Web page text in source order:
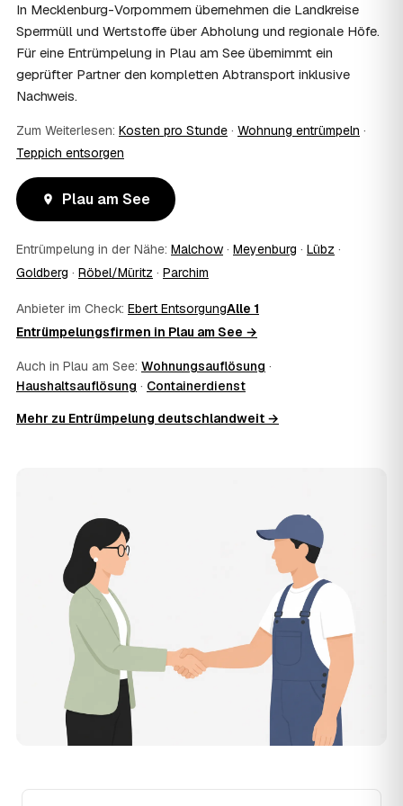
und holen die Kostenübernahme schriftlich ein. AWL
Zentrum vermittelt die Entrümpler, entscheidet aber nicht
über die Kostenübernahme.
08 Bekomme ich einen Entsorgungsnachweis?
Ja. Die Partner entsorgen über zugelassene Höfe und
wichtig zum Beispiel für Vermieter, Nachlassverwaltung
oder die eigene Dokumentation.
09 Muss ich bei der Entrümpelung anwesend sein?
Nicht zwingend. Viele Kunden in Plau am See sind nur zur
Übergabe und zum Abschluss vor Ort; den genauen
direkt mit dem Entrümpler ab.
10 Was ist im Festpreis enthalten?
Ausräumen, Tragen und Verladen, den Transport sowie die
fachgerechte Entsorgung ab — auf Wunsch inklusive
Zusatzkosten: Was vereinbart ist, gilt. Anrechenbare
Wertgegenstände senken den Endpreis zusätzlich.
Was kostet die Anfrage über AWL Zentrum?
Was kostet die Entrümpelung einer normalen
Wohnung in Plau am See?
Für eine durchschnittliche Wohnung mit rund 65 m² liegen
die Kosten in Plau am See bei etwa 1.840 €, das
entspricht im Schnitt rund 32,8 € je Quadratmeter.
Zugänglichkeit (Etage, Aufzug), Menge und Sperrmüllanteil
verschieben den Preis nach oben oder unten — den
genauen Festpreis nennt Ihnen der Entrümpler nach
kurzer Beschreibung.
Werden Entrümpelungen in Plau am See in
Zukunft teurer?
Seit 2021 verlief die Preisentwicklung in Plau am See
In Mecklenburg-Vorpommern übernehmen die Landkreise
Sperrmüll und Wertstoffe über Abholung und regionale Höfe.
Für eine Entrümpelung in Plau am See übernimmt ein
geprüfter Partner den kompletten Abtransport inklusive
Nachweis.
Zum Weiterlesen: Kosten pro Stunde · Wohnung entrümpeln ·
Teppich entsorgen
Plau am See
Entrümpelung in der Nähe: Malchow · Meyenburg · Lübz ·
Goldberg · Röbel/Müritz · Parchim
Anbieter im Check: Ebert EntsorgungAlle 1
Entrümpelungsfirmen in Plau am See →
Auch in Plau am See: Wohnungsauflösung ·
Haushaltsauflösung · Containerdienst
Mehr zu Entrümpelung deutschlandweit →